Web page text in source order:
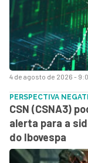
4 de agosto de 2026 -
PERSPECTIVA
CSN (CSNA3)
alerta para a
do Ibovespa